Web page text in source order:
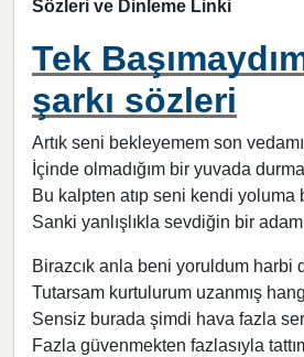
Sözleri ve Dinleme Linki
Tek
şarkı sözleri
Artık seni bekleyemem son vedamı
İçinde olmadığım bir yuvada
Bu kalpten atıp seni kendi yoluma
Sanki yanlışlıkla sevdiğin bir adam
Birazcık anla beni yoruldum harbi
Tutarsam kurtulurum uzanmış
Sensiz burada şimdi hava fazla
Fazla güvenmekten fazlasıyla